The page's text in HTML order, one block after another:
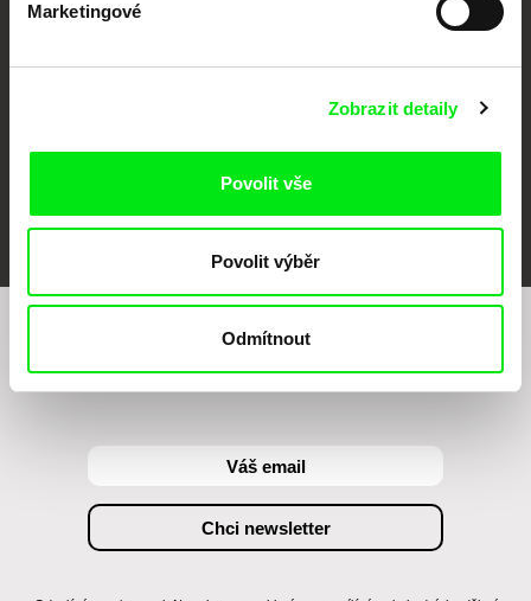
Marketingové
Zobrazit detaily
Povolit vše
Povolit výběr
Odmítnout
Chcete být pravidelně informováni o našem
filmovém programu?